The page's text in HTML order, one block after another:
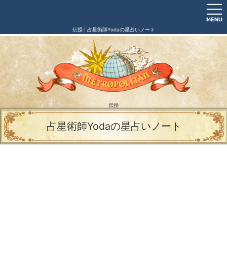
伝授 | 占星術師Yodaの星占いノート
伝授
占星術師Yodaの星占いノート